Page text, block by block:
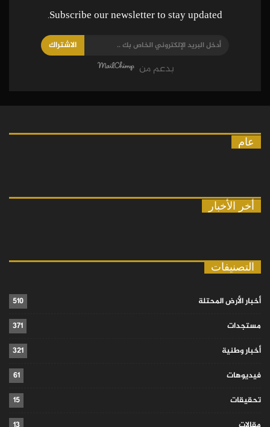
Subscribe our newsletter to stay updated.
الاشتراك
بدعم من
عام
أخر الأخبار
التصنيفات
أخبار الأرض المحتلة
510
مستجدات
371
أخبار وطنية
321
فيديوهات
61
تحقيقات
15